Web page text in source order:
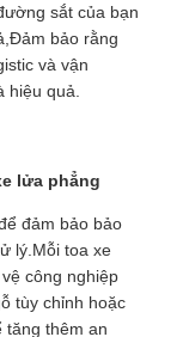
sắt của bạn
bảo rằng
và vận
hiệu quả.
lửa phẳng
đảm bảo bảo
lý.Mỗi toa xe
công nghiệp
tùy chỉnh hoặc
tăng thêm an